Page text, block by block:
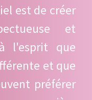
est de créer
et
l'esprit que
et que
préférer